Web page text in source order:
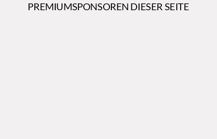
PREMIUMSPONSOREN DIESER SEITE